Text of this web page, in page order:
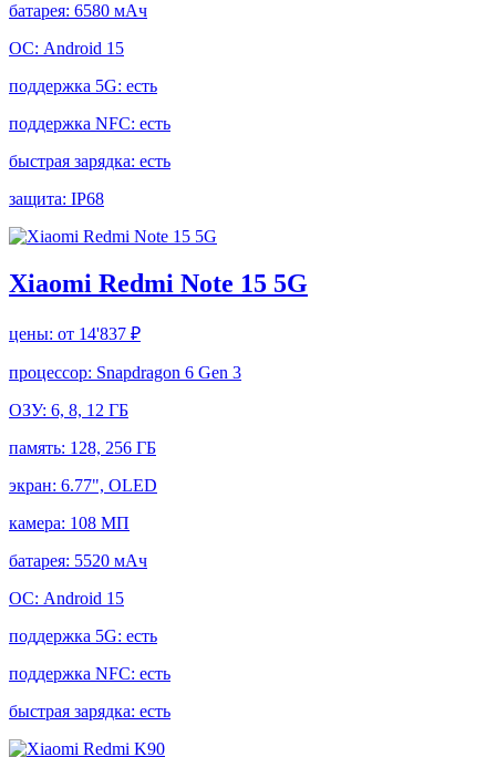
батарея: 6580 мАч
ОС: Android 15
поддержка 5G: есть
поддержка NFC: есть
быстрая зарядка: есть
защита: IP68
Xiaomi Redmi Note 15 5G
цены: от 14'837 ₽
процессор: Snapdragon 6 Gen 3
ОЗУ: 6, 8, 12 ГБ
память: 128, 256 ГБ
экран: 6.77", OLED
камера: 108 МП
батарея: 5520 мАч
ОС: Android 15
поддержка 5G: есть
поддержка NFC: есть
быстрая зарядка: есть